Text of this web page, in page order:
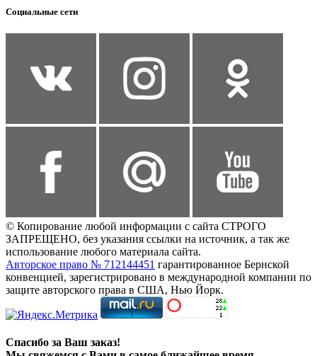
Социальные сети
© Копирование любой информации с сайта СТРОГО
ЗАПРЕЩЕНО, без указания ссылки на источник, а так же
использование любого материала сайта.
Авторское право № 712144451 гарантированное Бернской
конвенцией, зарегистрировано в международной компании по
защите авторского права в США, Нью Йорк.
Спасибо за Ваш заказ!